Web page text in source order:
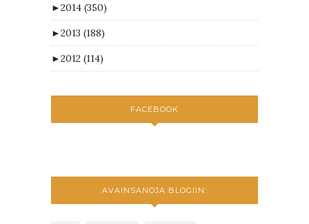
►2014 (350)
►2013 (188)
►2012 (114)
FACEBOOK
AVAINSANOJA BLOGIIN: